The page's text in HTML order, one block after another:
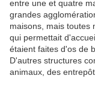
entre une et quatre
grandes
maisons, mais toutes
qui permettait
étaient faites d'os de
D'autres structures
animaux, des